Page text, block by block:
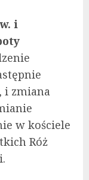
i
i zmiana
w kościele
Róż